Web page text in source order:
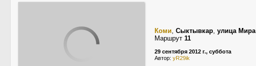
Коми, Сыктывкар, улица Мира
Маршрут 11
29 сентября 2012 г., суббота
Автор: yR29ik